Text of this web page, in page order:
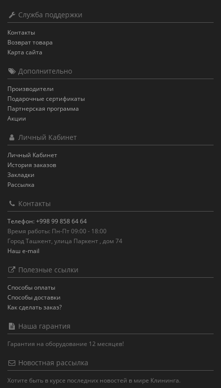
Служба поддержки
Контакты
Возврат товара
Карта сайта
Дополнительно
Производители
Подарочные сертификаты
Партнерская программа
Акции
Личный Кабинет
Личный Кабинет
История заказов
Закладки
Рассылка
Контакты
Телефон: +998 99 858 64 64
Время работы: Пн-Пт 09:00 - 18:00
Город Ташкент, улица Паркент , дом 74
Наш e-mail
Полезные ссылки
Способы оплаты
Способы доставки
Как сделать заказ?
Наша гарантия
Гарантия на оборудование 12 месяцев!
Новостная рассылка
Хотите быть в курсе последних новостей в мире Клининга.